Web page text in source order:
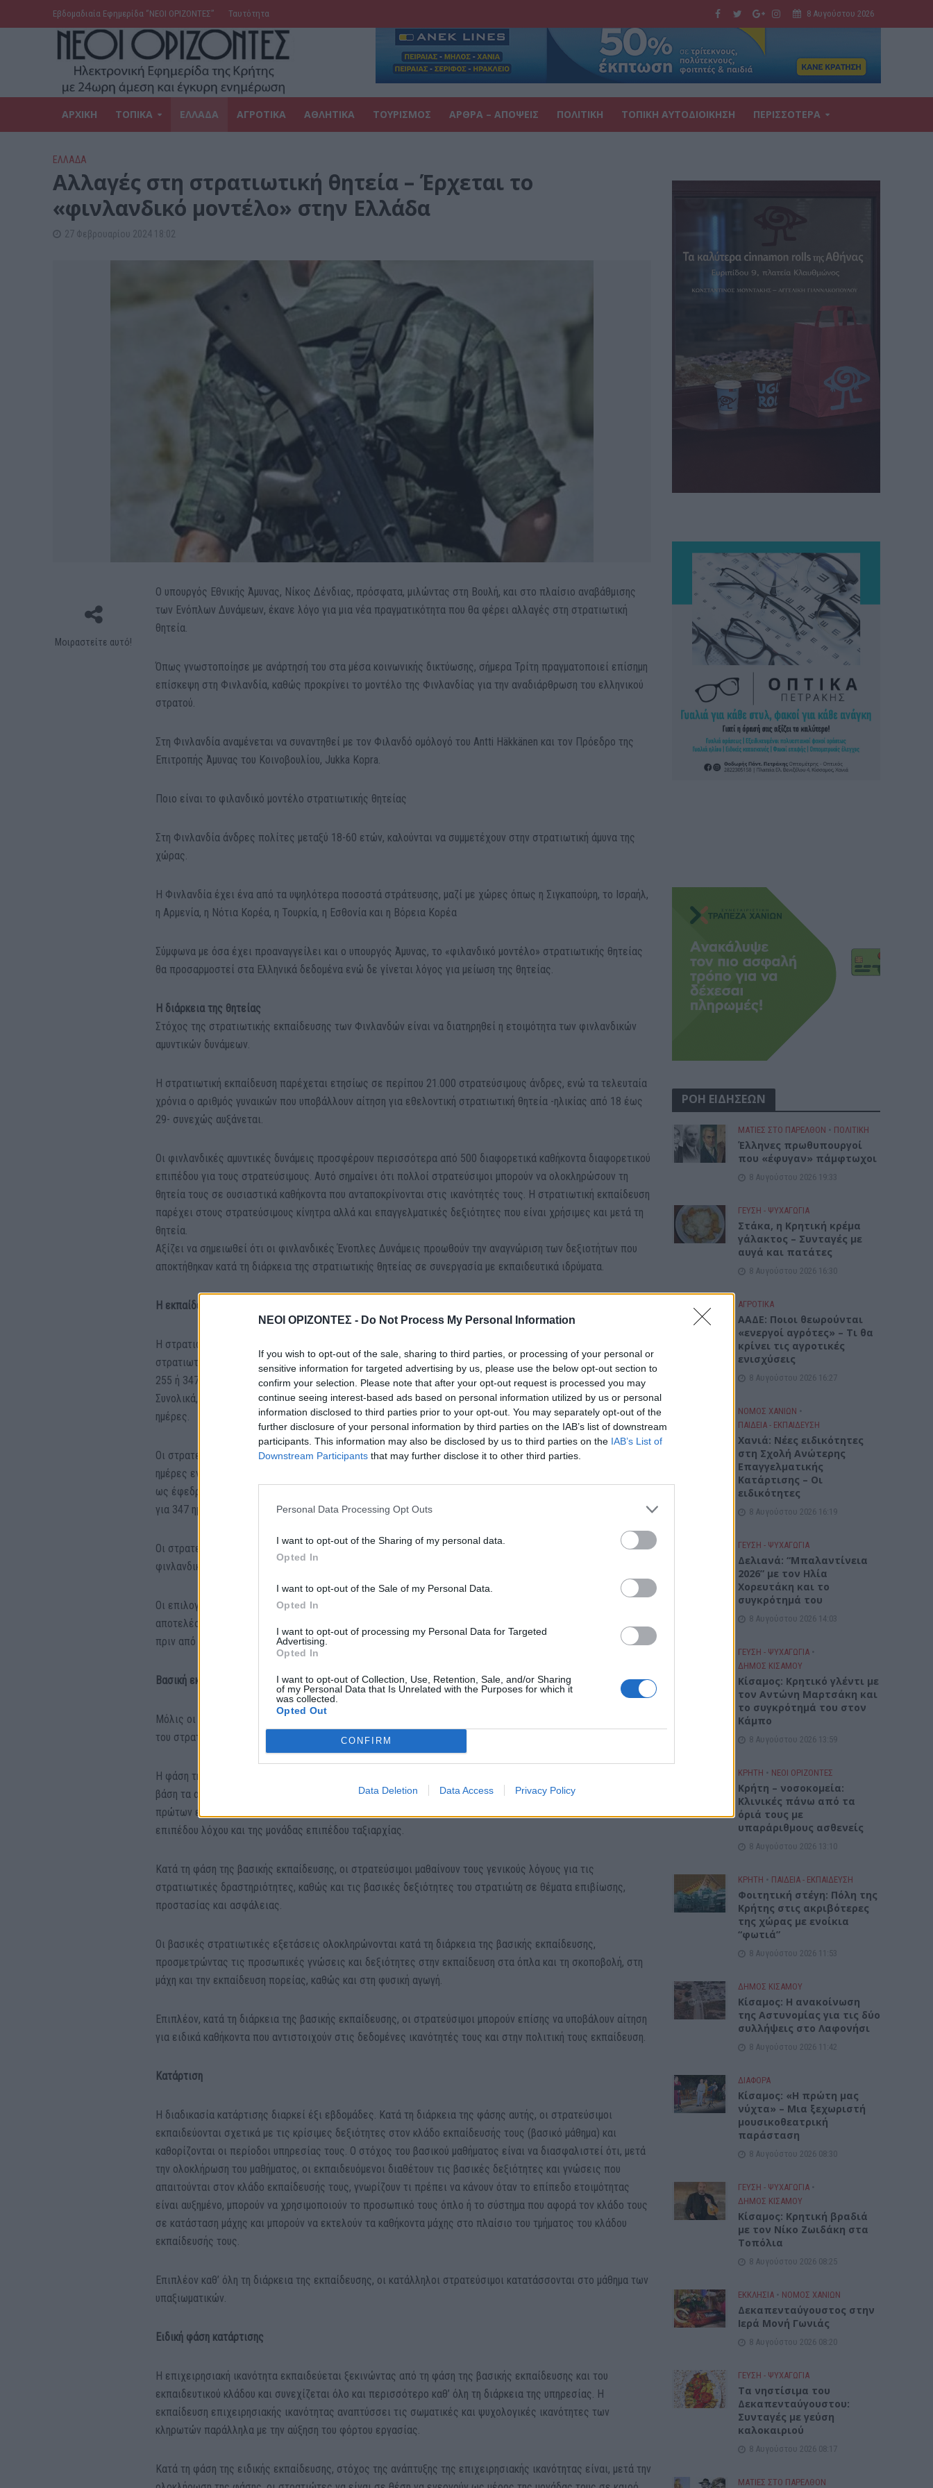
ΝΕΟΙ ΟΡΙΖΟΝΤΕΣ - Do Not Process My Personal Information
If you wish to opt-out of the sale, sharing to third parties, or processing of your personal or
sensitive information for targeted advertising by us, please use the below opt-out section to
confirm your selection. Please note that after your opt-out request is processed you may
continue seeing interest-based ads based on personal information utilized by us or personal
information disclosed to third parties prior to your opt-out. You may separately opt-out of the
further disclosure of your personal information by third parties on the IAB’s list of downstream
participants. This information may also be disclosed by us to third parties on the IAB’s List of
Downstream Participants that may further disclose it to other third parties.
Personal Data Processing Opt Outs
I want to opt-out of the Sharing of my personal data.
Opted In
I want to opt-out of the Sale of my Personal Data.
Opted In
I want to opt-out of processing my Personal Data for Targeted
Advertising.
Opted In
I want to opt-out of Collection, Use, Retention, Sale, and/or Sharing
of my Personal Data that Is Unrelated with the Purposes for which it
was collected.
Opted Out
CONFIRM
Data Deletion Data Access Privacy Policy
Εβδομαδιαία Εφημερίδα ‘’ΝΕΟΙ ΟΡΙΖΟΝΤΕΣ’’ Ταυτότητα 8 Αυγούστου 2026
ΑΡΧΙΚΗ ΤΟΠΙΚΑ ΕΛΛΑΔΑ ΑΓΡΟΤΙΚΑ ΑΘΛΗΤΙΚΑ ΤΟΥΡΙΣΜΟΣ ΑΡΘΡΑ – ΑΠΟΨΕΙΣ ΠΟΛΙΤΙΚΗ ΤΟΠΙΚΗ ΑΥΤΟΔΙΟΙΚΗΣΗ ΠΕΡΙΣΣΟΤΕΡΑ
ΕΛΛΑΔΑ
Αλλαγές στη στρατιωτική θητεία – Έρχεται το
«φινλανδικό μοντέλο» στην Ελλάδα
27 Φεβρουαρίου 2024 18:02
Μοιραστείτε αυτό!
Ο υπουργός Εθνικής Άμυνας, Νίκος Δένδιας, πρόσφατα, μιλώντας στη Βουλή, και στο πλαίσιο αναβάθμισης
των Ενόπλων Δυνάμεων, έκανε λόγο για μια νέα πραγματικότητα που θα φέρει αλλαγές στη στρατιωτική
θητεία.
Όπως γνωστοποίησε με ανάρτησή του στα μέσα κοινωνικής δικτύωσης, σήμερα Τρίτη πραγματοποιεί επίσημη
επίσκεψη στη Φινλανδία, καθώς προκρίνει το μοντέλο της Φινλανδίας για την αναδιάρθρωση του ελληνικού
στρατού.
Στη Φινλανδία αναμένεται να συναντηθεί με τον Φιλανδό ομόλογό του Antti Häkkänen και τον Πρόεδρο της
Επιτροπής Άμυνας του Κοινοβουλίου, Jukka Kopra.
Ποιο είναι το φιλανδικό μοντέλο στρατιωτικής θητείας
Στη Φινλανδία άνδρες πολίτες μεταξύ 18-60 ετών, καλούνται να συμμετέχουν στην στρατιωτική άμυνα της
χώρας.
Η Φινλανδία έχει ένα από τα υψηλότερα ποσοστά στράτευσης, μαζί με χώρες όπως η Σιγκαπούρη, το Ισραήλ,
η Αρμενία, η Νότια Κορέα, η Τουρκία, η Εσθονία και η Βόρεια Κορέα
Σύμφωνα με όσα έχει προαναγγείλει και ο υπουργός Άμυνας, το «φιλανδικό μοντέλο» στρατιωτικής θητείας
θα προσαρμοστεί στα Ελληνικά δεδομένα ενώ δε γίνεται λόγος για μείωση της θητείας.
Η διάρκεια της θητείας
Στόχος της στρατιωτικής εκπαίδευσης των Φινλανδών είναι να διατηρηθεί η ετοιμότητα των φινλανδικών
αμυντικών δυνάμεων.
Η στρατιωτική εκπαίδευση παρέχεται ετησίως σε περίπου 21.000 στρατεύσιμους άνδρες, ενώ τα τελευταία
χρόνια ο αριθμός γυναικών που υποβάλλουν αίτηση για εθελοντική στρατιωτική θητεία -ηλικίας από 18 έως
29- συνεχώς αυξάνεται.
Οι φινλανδικές αμυντικές δυνάμεις προσφέρουν περισσότερα από 500 διαφορετικά καθήκοντα διαφορετικού
επιπέδου για τους στρατεύσιμους. Αυτό σημαίνει ότι πολλοί στρατεύσιμοι μπορούν να ολοκληρώσουν τη
θητεία τους σε ουσιαστικά καθήκοντα που ανταποκρίνονται στις ικανότητές τους. Η στρατιωτική εκπαίδευση
παρέχει στους στρατεύσιμους κίνητρα αλλά και επαγγελματικές δεξιότητες που είναι χρήσιμες και μετά τη
θητεία.
Αξίζει να σημειωθεί ότι οι φινλανδικές Ένοπλες Δυνάμεις προωθούν την αναγνώριση των δεξιοτήτων που
αποκτήθηκαν κατά τη διάρκεια της στρατιωτικής θητείας σε συνεργασία με εκπαιδευτικά ιδρύματα.
Η εκπαίδευση
Η στρατιωτική εκπαίδευση περιλαμβάνει διάφορες φάσεις και ενότητες εκπαίδευσης. Όλοι ξεκινούν την
στρατιωτική τους θητεία από την ίδια σειρά. Ανάλογα με την εκπαίδευση, η στρατιωτική θητεία διαρκεί 165,
255 ή 347 ημέρες.
Συνολικά, περίπου το 43% των κληρωτών υπηρετεί 347 ημέρες, περίπου το 14% 255 ημέρες και το 43% 165
ημέρες.
Οι στρατεύσιμοι που εκπαιδεύονται για καθήκοντα που απαιτούν ειδικές ικανότητες υπηρετούν για 165
ημέρες ενώ όσοι επιλέγουν την άοπλη θητεία, υπηρετούν για 255 ημέρες. Οι στρατεύσιμοι που εκπαιδεύονται
ως έφεδροι αξιωματικοί, υπαξιωματικοί και για τα πιο απαιτητικά ειδικά καθήκοντα βαθμοφόρων υπηρετούν
για 347 ημέρες.
Οι στρατεύσιμοι επιλέγονται για συγκεκριμένα προγράμματα εκπαίδευσης με βάση τις ανάγκες των
φινλανδικών αμυντικών δυνάμεων.
Οι επιλογές λαμβάνουν υπόψη την προθυμία και την καταλληλότητα των κληρωτών, καθώς και τα
αποτελέσματα των αξιολογήσεων των εκπαιδευτών και των συναδέλφων τους. Οι ικανότητες αξιολογούνται
πριν από την είσοδό του στη θητεία, με σκοπό την αξιοποίησή τους σε μελλοντικά υπηρεσιακά καθήκοντα.
Βασική εκπαίδευση
Μόλις οι στρατεύσιμοι ολοκληρώσουν τη φάση της βασικής εκπαίδευσης, κατακτούν τις βασικές δεξιότητες
του στρατιώτη.
Η φάση της βασικής εκπαίδευσης διαρκεί έξι εβδομάδες. Οι νέοι στρατεύσιμοι χωρίζονται σε τμήματα με
βάση τα αποτελέσματα της αξιολόγησης που ολοκληρώθηκε πριν από τη θητεία. Κατά τη διάρκεια των
πρώτων εβδομάδων, οι στρατεύσιμοι εξοικειώνονται με τον καθημερινό ρυθμό υπηρεσίας της μονάδας
επιπέδου λόχου και της μονάδας επιπέδου ταξιαρχίας.
Κατά τη φάση της βασικής εκπαίδευσης, οι στρατεύσιμοι μαθαίνουν τους γενικούς λόγους για τις
στρατιωτικές δραστηριότητες, καθώς και τις βασικές δεξιότητες του στρατιώτη σε θέματα επιβίωσης,
προστασίας και ασφάλειας.
Οι βασικές στρατιωτικές εξετάσεις ολοκληρώνονται κατά τη διάρκεια της βασικής εκπαίδευσης,
προσμετρώντας τις προσωπικές γνώσεις και δεξιότητες στην εκπαίδευση στα όπλα και τη σκοποβολή, στη
μάχη και την εκπαίδευση πορείας, καθώς και στη φυσική αγωγή.
Επιπλέον, κατά τη διάρκεια της βασικής εκπαίδευσης, οι στρατεύσιμοι μπορούν επίσης να υποβάλουν αίτηση
για ειδικά καθήκοντα που αντιστοιχούν στις δεδομένες ικανότητές τους και στην πολιτική τους εκπαίδευση.
Κατάρτιση
Η διαδικασία κατάρτισης διαρκεί έξι εβδομάδες. Κατά τη διάρκεια της φάσης αυτής, οι στρατεύσιμοι
εκπαιδεύονται σχετικά με τις κρίσιμες δεξιότητες στον κλάδο εκπαίδευσής τους (βασικό μάθημα) και
καθορίζονται οι περίοδοι υπηρεσίας τους. Ο στόχος του βασικού μαθήματος είναι να διασφαλιστεί ότι, μετά
την ολοκλήρωση του μαθήματος, οι εκπαιδευόμενοι διαθέτουν τις βασικές δεξιότητες και γνώσεις που
απαιτούνται στον κλάδο εκπαίδευσής τους, γνωρίζουν τι πρέπει να κάνουν όταν το επίπεδο ετοιμότητας
είναι αυξημένο, μπορούν να χρησιμοποιούν το προσωπικό τους όπλο ή το σύστημα που αφορά τον κλάδο τους
σε κατάσταση μάχης και μπορούν να εκτελούν τα καθήκοντα μάχης στο πλαίσιο του τμήματος του κλάδου
εκπαίδευσής τους.
Επιπλέον καθ’ όλη τη διάρκεια της εκπαίδευσης, οι κατάλληλοι στρατεύσιμοι κατατάσσονται στο μάθημα των
υπαξιωματικών.
Ειδική φάση κατάρτισης
Η επιχειρησιακή ικανότητα εκπαιδεύεται ξεκινώντας από τη φάση της βασικής εκπαίδευσης και του
εκπαιδευτικού κλάδου και συνεχίζεται όλο και περισσότερο καθ’ όλη τη διάρκεια της υπηρεσίας. Η
εκπαίδευση επιχειρησιακής ικανότητας αναπτύσσει τις σωματικές και ψυχολογικές ικανότητες των
κληρωτών παράλληλα με την αύξηση του φόρτου εργασίας.
Κατά τη φάση της ειδικής εκπαίδευσης, στόχος της ανάπτυξης της επιχειρησιακής ικανότητας είναι, μετά την
ΡΟΗ ΕΙΔΗΣΕΩΝ
ΜΑΤΙΕΣ ΣΤΟ ΠΑΡΕΛΘΟΝ • ΠΟΛΙΤΙΚΗ
Έλληνες πρωθυπουργοί
που «έφυγαν» πάμφτωχοι
8 Αυγούστου 2026 19:33
ΓΕΎΣΗ - ΨΥΧΑΓΩΓΊΑ
Στάκα, η Κρητική κρέμα
γάλακτος – Συνταγές με
αυγά και πατάτες
8 Αυγούστου 2026 16:30
ΑΓΡΟΤΙΚΑ
ΑΑΔΕ: Ποιοι θεωρούνται
«ενεργοί αγρότες» – Τι θα
κρίνει τις αγροτικές
ενισχύσεις
8 Αυγούστου 2026 16:27
ΝΟΜΌΣ ΧΑΝΊΩΝ •
ΠΑΙΔΕΙΑ - ΕΚΠΑΙΔΕΥΣΗ
Χανιά: Νέες ειδικότητες
στη Σχολή Ανώτερης
Επαγγελματικής
Κατάρτισης – Οι
ειδικότητες
8 Αυγούστου 2026 16:19
ΓΕΎΣΗ - ΨΥΧΑΓΩΓΊΑ
Δελιανά: “Μπαλαντίνεια
2026” με τον Ηλία
Χορευτάκη και το
συγκρότημά του
8 Αυγούστου 2026 14:03
ΓΕΎΣΗ - ΨΥΧΑΓΩΓΊΑ •
ΔΉΜΟΣ ΚΙΣΆΜΟΥ
Kίσαμος: Κρητικό γλέντι με
τον Αντώνη Μαρτσάκη και
το συγκρότημά του στον
Κάμπο
8 Αυγούστου 2026 13:59
ΚΡΗΤΗ • ΝΕΟΙ ΟΡΙΖΟΝΤΕΣ
Κρήτη – νοσοκομεία:
Κλινικές πάνω από τα
όριά τους με
υπαράριθμους ασθενείς
8 Αυγούστου 2026 13:10
ΚΡΗΤΗ • ΠΑΙΔΕΙΑ - ΕΚΠΑΙΔΕΥΣΗ
Φοιτητική στέγη: Πόλη της
Κρήτης στις ακριβότερες
της χώρας με ενοίκια
“φωτιά”
8 Αυγούστου 2026 11:53
ΔΉΜΟΣ ΚΙΣΆΜΟΥ
Κίσαμος: Η ανακοίνωση
της Αστυνομίας για τις δύο
συλλήψεις στο Λαφονήσι
8 Αυγούστου 2026 11:42
ΔΙΆΦΟΡΑ
Κίσαμος: «Η πρώτη μας
νύχτα» – Μια ξεχωριστή
μουσικοθεατρική
παράσταση
8 Αυγούστου 2026 08:30
ΓΕΎΣΗ - ΨΥΧΑΓΩΓΊΑ •
ΔΉΜΟΣ ΚΙΣΆΜΟΥ
Kίσαμος: Κρητική βραδιά
με τον Νίκο Ζωιδάκη στα
Τοπόλια
8 Αυγούστου 2026 08:25
ΕΚΚΛΗΣΙΑ • ΝΟΜΌΣ ΧΑΝΊΩΝ
Δεκαπενταύγουστος στην
Ιερά Μονή Γωνιάς
8 Αυγούστου 2026 08:20
ΓΕΎΣΗ - ΨΥΧΑΓΩΓΊΑ
Τα νηστίσιμα του
Δεκαπενταύγουστου:
Συνταγές με γεύση
καλοκαιριού
8 Αυγούστου 2026 08:17
ΜΑΤΙΕΣ ΣΤΟ ΠΑΡΕΛΘΟΝ